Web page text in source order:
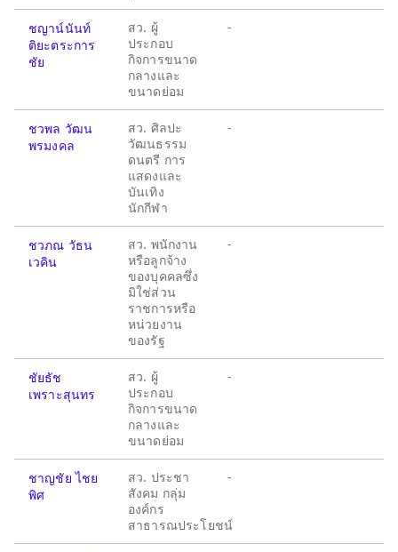
ชญาน์นันท์
ติยะตระการ
ชัย
สว. ผู้
ประกอบ
กิจการขนาด
กลางและ
ขนาดย่อม
-
ชวพล วัฒน
พรมงคล
สว. ศิลปะ
วัฒนธรรม
ดนตรี การ
แสดงและ
บันเทิง
นักกีฬา
-
ชวภณ วัธน
เวคิน
สว. พนักงาน
หรือลูกจ้าง
ของบุคคลซึ่ง
มิใช่ส่วน
ราชการหรือ
หน่วยงาน
ของรัฐ
-
ชัยธัช
เพราะสุนทร
สว. ผู้
ประกอบ
กิจการขนาด
กลางและ
ขนาดย่อม
-
ชาญชัย ไชย
พิศ
สว. ประชา
สังคม กลุ่ม
องค์กร
สาธารณประโยชน์
-